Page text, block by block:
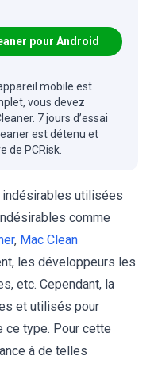
pour Android
mobile est
vous devez
7 jours d’essai
est détenu et
de PCRisk.
utilisées
comme
, Mac Clean
les développeurs les
etc. Cependant, la
et utilisés pour
ce type. Pour cette
à de telles